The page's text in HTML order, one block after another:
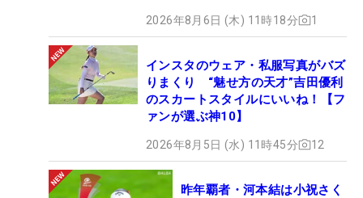
2026年8月6日 (木) 11時18分 1
インスタのウェア・私服写真がバズ
りまくり “魅せ方の天才”吉田優利
のスカートスタイルにいいね！【フ
ァンが選ぶ神10】
2026年8月5日 (水) 11時45分 12
昨年覇者・河本結は小祝さく